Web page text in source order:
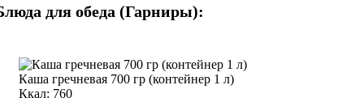
для обеда (Гарниры):
Каша гречневая 700 гр (контейнер 1 л)
Ккал: 760